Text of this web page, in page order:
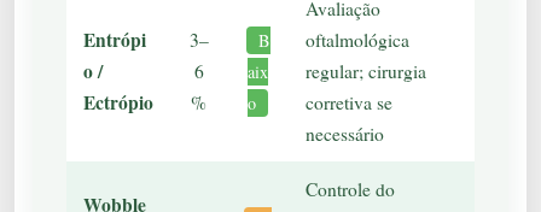
Entrópi
o /
Ectrópio
3–
6
%
B
aix
o
Avaliação
oftalmológica
regular; cirurgia
corretiva se
necessário
Wobble
Controle do